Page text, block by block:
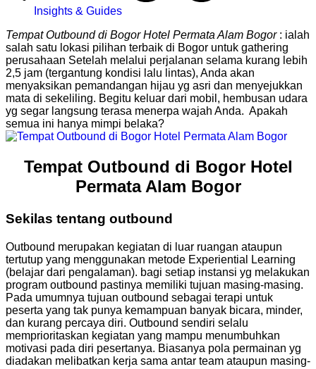
Insights & Guides
Tempat Outbound di Bogor Hotel Permata Alam Bogor: ialah
salah satu lokasi pilihan terbaik di Bogor untuk gathering
perusahaan Setelah melalui perjalanan selama kurang lebih
2,5 jam (tergantung kondisi lalu lintas), Anda akan
menyaksikan pemandangan hijau yg asri dan menyejukkan
mata di sekeliling. Begitu keluar dari mobil, hembusan udara
yg segar langsung terasa menerpa wajah Anda. Apakah
semua ini hanya mimpi belaka?
Tempat Outbound di Bogor Hotel
Permata Alam Bogor
Sekilas tentang outbound
Outbound merupakan kegiatan di luar ruangan ataupun
tertutup yang menggunakan metode Experiential Learning
(belajar dari pengalaman). bagi setiap instansi yg melakukan
program outbound pastinya memiliki tujuan masing-masing.
Pada umumnya tujuan outbound sebagai terapi untuk
peserta yang tak punya kemampuan banyak bicara, minder,
dan kurang percaya diri. Outbound sendiri selalu
memprioritaskan kegiatan yang mampu menumbuhkan
motivasi pada diri pesertanya. Biasanya pola permainan yg
diadakan melibatkan kerja sama antar team ataupun masing-